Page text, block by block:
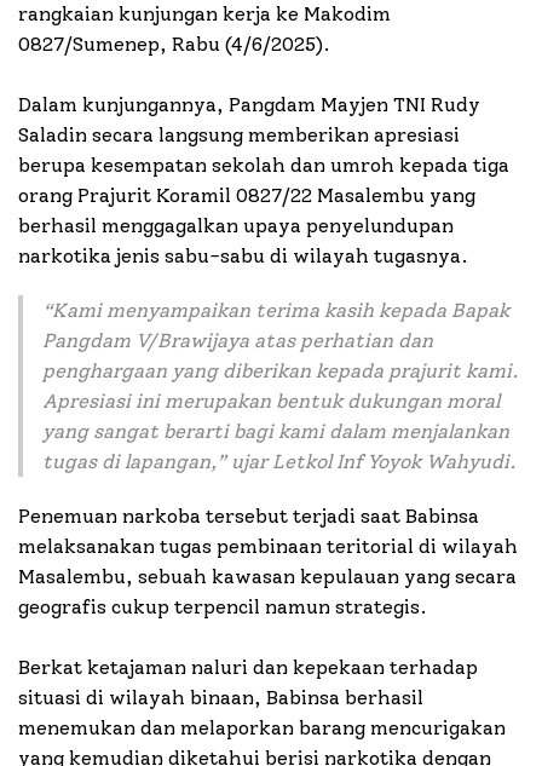
rangkaian kunjungan kerja ke Makodim
0827/Sumenep, Rabu (4/6/2025).
Dalam kunjungannya, Pangdam Mayjen TNI Rudy
Saladin secara langsung memberikan apresiasi
berupa kesempatan sekolah dan umroh kepada tiga
orang Prajurit Koramil 0827/22 Masalembu yang
berhasil menggagalkan upaya penyelundupan
narkotika jenis sabu-sabu di wilayah tugasnya.
“Kami menyampaikan terima kasih kepada Bapak
Pangdam V/Brawijaya atas perhatian dan
penghargaan yang diberikan kepada prajurit kami.
Apresiasi ini merupakan bentuk dukungan moral
yang sangat berarti bagi kami dalam menjalankan
tugas di lapangan,” ujar Letkol Inf Yoyok Wahyudi.
Penemuan narkoba tersebut terjadi saat Babinsa
melaksanakan tugas pembinaan teritorial di wilayah
Masalembu, sebuah kawasan kepulauan yang secara
geografis cukup terpencil namun strategis.
Berkat ketajaman naluri dan kepekaan terhadap
situasi di wilayah binaan, Babinsa berhasil
menemukan dan melaporkan barang mencurigakan
yang kemudian diketahui berisi narkotika dengan